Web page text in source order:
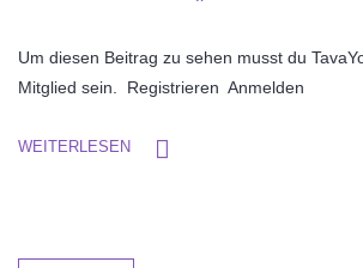
Um diesen Beitrag zu sehen musst du
Mitglied sein. Registrieren Anmelden
WEITERLESEN